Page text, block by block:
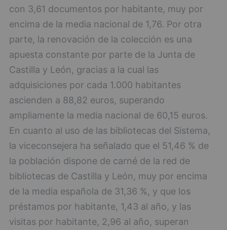
con 3,61 documentos por habitante, muy por
encima de la media nacional de 1,76. Por otra
parte, la renovación de la colección es una
apuesta constante por parte de la Junta de
Castilla y León, gracias a la cual las
adquisiciones por cada 1.000 habitantes
ascienden a 88,82 euros, superando
ampliamente la media nacional de 60,15 euros.
En cuanto al uso de las bibliotecas del Sistema,
la viceconsejera ha señalado que el 51,46 % de
la población dispone de carné de la red de
bibliotecas de Castilla y León, muy por encima
de la media española de 31,36 %, y que los
préstamos por habitante, 1,43 al año, y las
visitas por habitante, 2,96 al año, superan